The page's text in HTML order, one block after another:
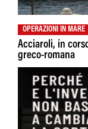
OPERAZIONI IN MARE
Acciaroli, in
greco-romana